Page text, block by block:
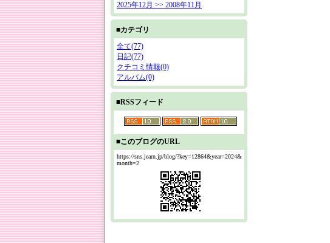
2025年12月 >> 2008年11月
■カテゴリ
全て(77)
日記(77)
クチコミ情報(0)
アルバム(0)
■RSSフィード
■このブログのURL
https://sns.jearn.jp/blog/?key=12864&year=2024&
month=2